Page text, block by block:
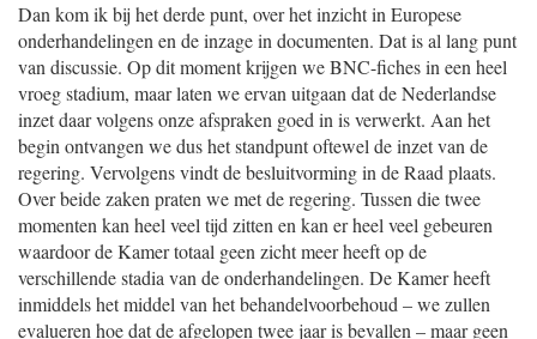
Dan kom ik bij het derde punt, over het inzicht in Europese
onderhandelingen en de inzage in documenten. Dat is al lang punt
van discussie. Op dit moment krijgen we BNC-fiches in een heel
vroeg stadium, maar laten we ervan uitgaan dat de Nederlandse
inzet daar volgens onze afspraken goed in is verwerkt. Aan het
begin ontvangen we dus het standpunt oftewel de inzet van de
regering. Vervolgens vindt de besluitvorming in de Raad plaats.
Over beide zaken praten we met de regering. Tussen die twee
momenten kan heel veel tijd zitten en kan er heel veel gebeuren
waardoor de Kamer totaal geen zicht meer heeft op de
verschillende stadia van de onderhandelingen. De Kamer heeft
inmiddels het middel van het behandelvoorbehoud – we zullen
evalueren hoe dat de afgelopen twee jaar is bevallen – maar geen